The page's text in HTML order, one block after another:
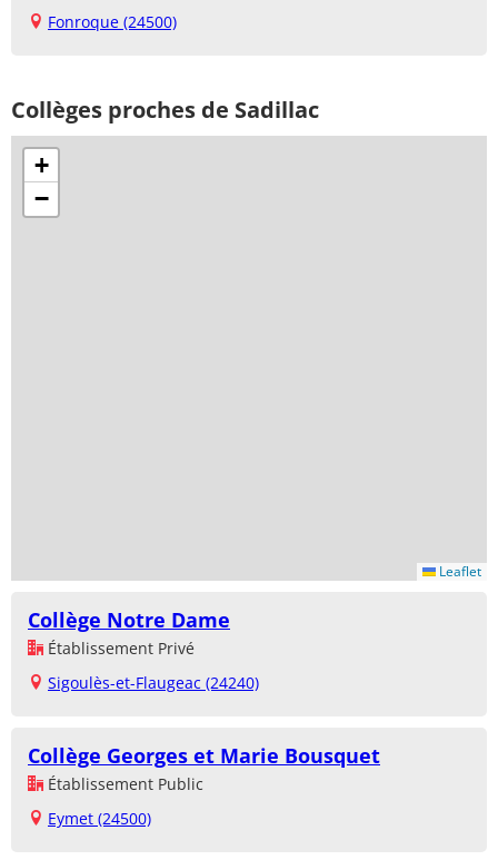
Fonroque (24500)
Collèges proches de Sadillac
+
−
Leaflet
Collège Notre Dame
Établissement Privé
Sigoulès-et-Flaugeac (24240)
Collège Georges et Marie Bousquet
Établissement Public
Eymet (24500)